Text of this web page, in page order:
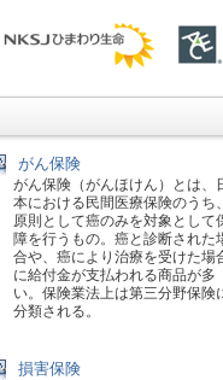
がん保険
がん保険（がんほけん）とは、
本における民間医療保険のうち
原則として癌のみを対象として
障を行うもの。癌と診断された
合や、癌により治療を受けた場
に給付金が支払われる商品が多
い。保険業法上は第三分野保険
分類される。
損害保険